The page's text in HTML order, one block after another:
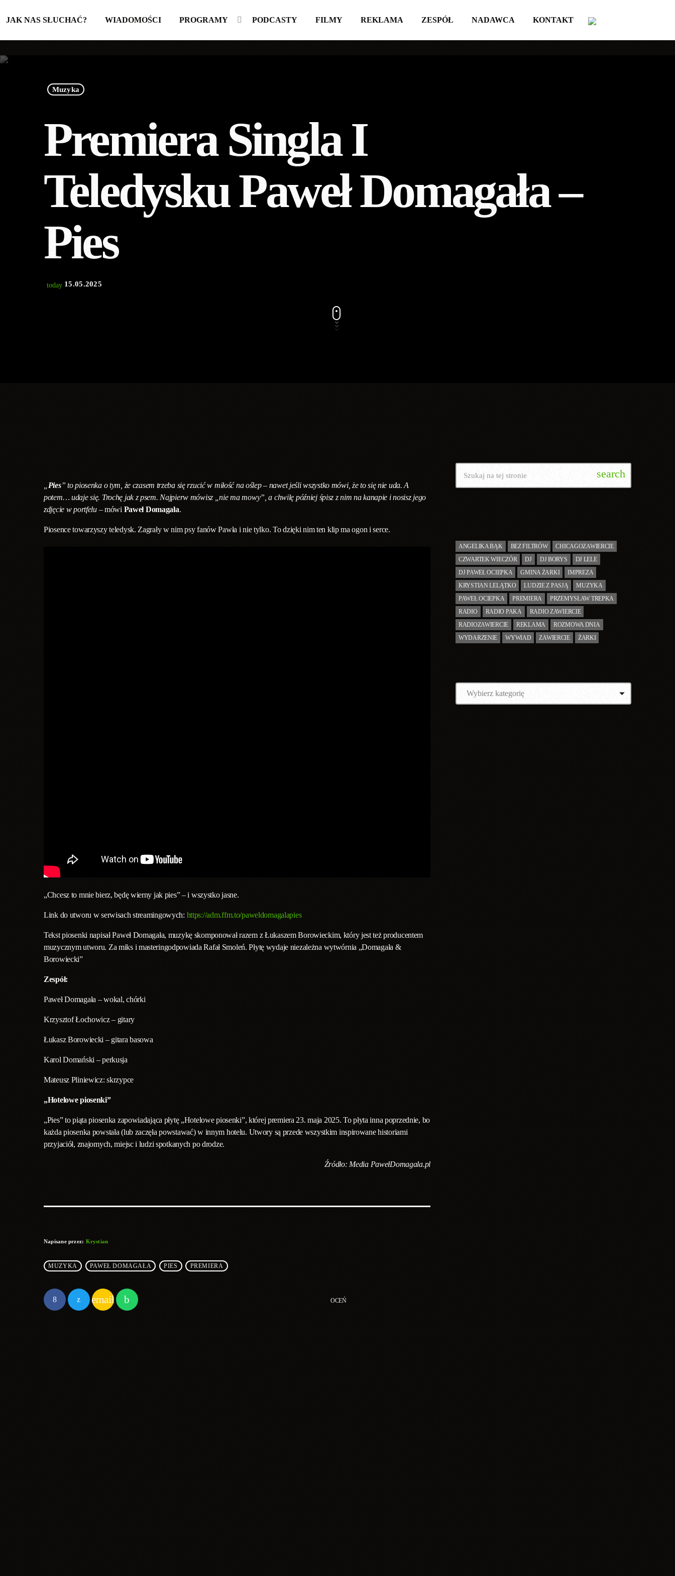
JAK NAS SŁUCHAĆ? WIADOMOŚCI PROGRAMY PODCASTY FILMY REKLAMA ZESPÓŁ NADAWCA KONTAKT
Muzyka
Premiera Singla I
Teledysku Paweł Domagała –
Pies
today 15.05.2025
Pies” to piosenka o tym, że czasem trzeba się rzucić w miłość na oślep – nawet jeśli wszystko mówi, że to się nie uda. A
potem… udaje się. Trochę jak z psem. Najpierw mówisz „nie ma mowy”, a chwilę później śpisz z nim na kanapie i nosisz jego
zdjęcie w portfelu– mówi Paweł Domagała.
Piosence towarzyszy teledysk. Zagrały w nim psy fanów Pawła i nie tylko. To dzięki nim ten klip ma ogon i serce.
„Chcesz to mnie bierz, będę wierny jak pies” – i wszystko jasne.
Link do utworu w serwisach streamingowych: https://adm.ffm.to/paweldomagalapies
Tekst piosenki napisał Paweł Domagała, muzykę skomponował razem z Łukaszem Borowieckim, który jest też producentem
muzycznym utworu. Za miks i masteringodpowiada Rafał Smoleń. Płytę wydaje niezależna wytwórnia „Domagała &
Borowiecki”
Zespół:
Paweł Domagała – wokal, chórki
Krzysztof Łochowicz – gitary
Łukasz Borowiecki – gitara basowa
Karol Domański – perkusja
Mateusz Pliniewicz: skrzypce
„Hotelowe piosenki”
„Pies” to piąta piosenka zapowiadająca płytę „Hotelowe piosenki”, której premiera 23. maja 2025. To płyta inna poprzednie, bo
każda piosenka powstała (lub zaczęła powstawać) w innym hotelu. Utwory są przede wszystkim inspirowane historiami
przyjaciół, znajomych, miejsc i ludzi spotkanych po drodze.
Źródło: Media PawełDomagala.pl
Napisane przez: Krystian
MUZYKA PAWEŁ DOMAGAŁA PIES PREMIERA
email OCEŃ
search
ANGELIKA BĄK BEZ FILTRÓW
CHICAGOZAWIERCIE
CZWARTEK WIECZÓR
DJ DJ BORYS
DJ LELE
DJ PAWEŁ OCIEPKA
GMINA ŻARKI
IMPREZA
KRYSTIAN LELĄTKO
LUDZIE Z PASJĄ
MUZYKA
PAWEŁ OCIEPKA
PREMIERA
PRZEMYSŁAW TREPKA
RADIO
RADIO PAKA
RADIO ZAWIERCIE
RADIOZAWIERCIE
REKLAMA
ROZMOWA DNIA
WYDARZENIE
WYWIAD ZAWIERCIE ŻARKI